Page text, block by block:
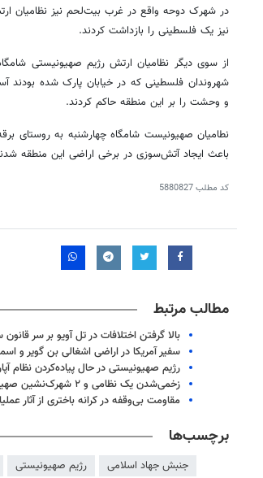
در شهرک دوحه واقع در غرب بیت‌لحم نیز نظامیان ارتش
نیز یک فلسطینی را بازداشت کردند.
از سوی دیگر نظامیان ارتش رژیم صهیونیستی
شهروندان فلسطینی که در خیابان پارک شده بودند
و وحشت را بر این منطقه حاکم کردند.
نطامیانصهیونیست شامگاه چهارشنبه به روستای
باعث ایجاد آتش‌سوزی در برخی اراضی این منطقه
کد مطلب5880827
مطالب مرتبط
بالا گرفتن اختلافات در تل آویو بر سر قانون
سفیر آمریکا در اراضی اشغالی بن گویر و
رژیم صهیونیستی در حال پیاده‌کردن نظام
زخمی‌شدن یک نظامی و ۲ شهرک‌نشین صهیونیست
مقاومت بی‌وقفه در کرانه باختری از آثار
برچسب‌ها
جنبش جهاد اسلامی رژیم صهیونیستی
روزنامه‌های اقتصادی چهارشنبه ۱۴ مرداد ۱۴۰۵